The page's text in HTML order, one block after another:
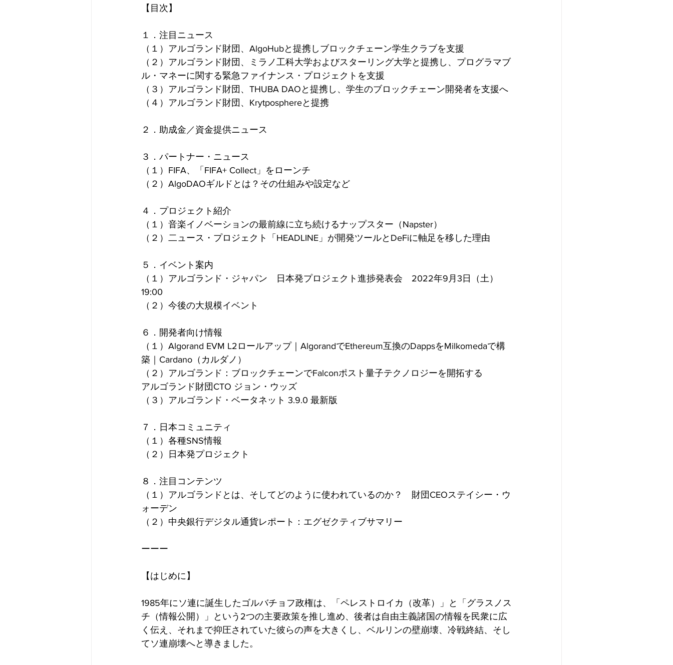
【目次】
１．注目ニュース
（１）アルゴランド財団、AlgoHubと提携しブロックチェーン学生クラブを支援
（２）アルゴランド財団、ミラノ工科大学およびスターリング大学と提携し、プログラマブ
ル・マネーに関する緊急ファイナンス・プロジェクトを支援
（３）アルゴランド財団、THUBA DAOと提携し、学生のブロックチェーン開発者を支援へ
（４）アルゴランド財団、Krytposphereと提携
２．助成金／資金提供ニュース
３．パートナー・ニュース
（１）FIFA、「FIFA+ Collect」をローンチ
（２）AlgoDAOギルドとは？その仕組みや設定など
４．プロジェクト紹介
（１）音楽イノベーションの最前線に立ち続けるナップスター（Napster）
（２）二ュース・プロジェクト「HEADLINE」が開発ツールとDeFiに軸足を移した理由
５．イベント案内
（１）アルゴランド・ジャパン　日本発プロジェクト進捗発表会　2022年9月3日（土）
19:00
（２）今後の大規模イベント
６．開発者向け情報
（１）Algorand EVM L2ロールアップ｜AlgorandでEthereum互換のDappsをMilkomedaで構
築｜Cardano（カルダノ）
（２）アルゴランド：ブロックチェーンでFalconポスト量子テクノロジーを開拓する
アルゴランド財団CTO ジョン・ウッズ
（３）アルゴランド・ベータネット 3.9.0 最新版
７．日本コミュニティ
（１）各種SNS情報
（２）日本発プロジェクト
８．注目コンテンツ
（１）アルゴランドとは、そしてどのように使われているのか？　財団CEOステイシー・ウ
ォーデン
（２）中央銀行デジタル通貨レポート：エグゼクティブサマリー
ーーー
【はじめに】
1985年にソ連に誕生したゴルバチョフ政権は、「ペレストロイカ（改革）」と「グラスノス
チ（情報公開）」という2つの主要政策を推し進め、後者は自由主義諸国の情報を民衆に広
く伝え、それまで抑圧されていた彼らの声を大きくし、ベルリンの壁崩壊、冷戦終結、そし
てソ連崩壊へと導きました。